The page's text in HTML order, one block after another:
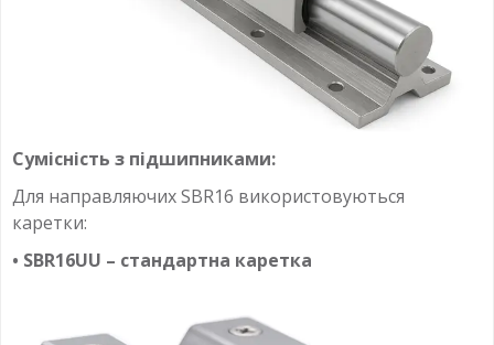
Сумісність з підшипниками:
Для направляючих SBR16 використовуються
каретки:
• SBR16UU – стандартна каретка